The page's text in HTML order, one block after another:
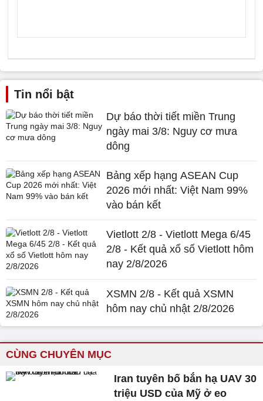
Tin nổi bật
Dự báo thời tiết miền Trung
ngày mai 3/8: Nguy cơ mưa
dông
Bảng xếp hạng ASEAN Cup
2026 mới nhất: Việt Nam 99%
vào bán kết
Vietlott 2/8 - Vietlott Mega 6/45
2/8 - Kết quả xổ số Vietlott hôm
nay 2/8/2026
XSMN 2/8 - Kết quả XSMN
hôm nay chủ nhật 2/8/2026
CÙNG CHUYÊN MỤC
Iran tuyên bố bắn hạ UAV 30
triệu USD của Mỹ ở eo